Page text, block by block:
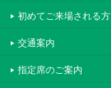
初めてご来場される方
交通案内
指定席のご案内